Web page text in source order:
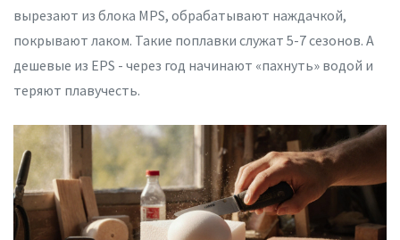
вырезают из блока MPS, обрабатывают наждачкой,
покрывают лаком. Такие поплавки служат 5-7 сезонов. А
дешевые из EPS - через год начинают «пахнуть» водой и
теряют плавучесть.